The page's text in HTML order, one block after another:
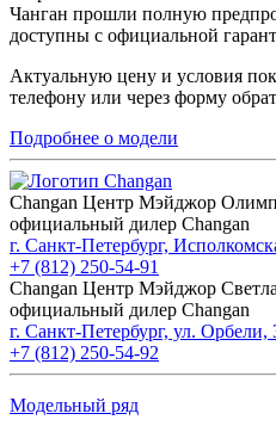
Чанган прошли полную
доступны с официальной
Актуальную цену и условия
телефону или через форму
Подробнее о модели
Changan Центр Мэйджор Олимп
официальный дилер Changan
г. Санкт-Петербург,
+7 (812) 250-54-91
Changan Центр Мэйджор
официальный дилер Changan
г. Санкт-Петербург, ул. Орбели,
+7 (812) 250-54-92
Модельный ряд